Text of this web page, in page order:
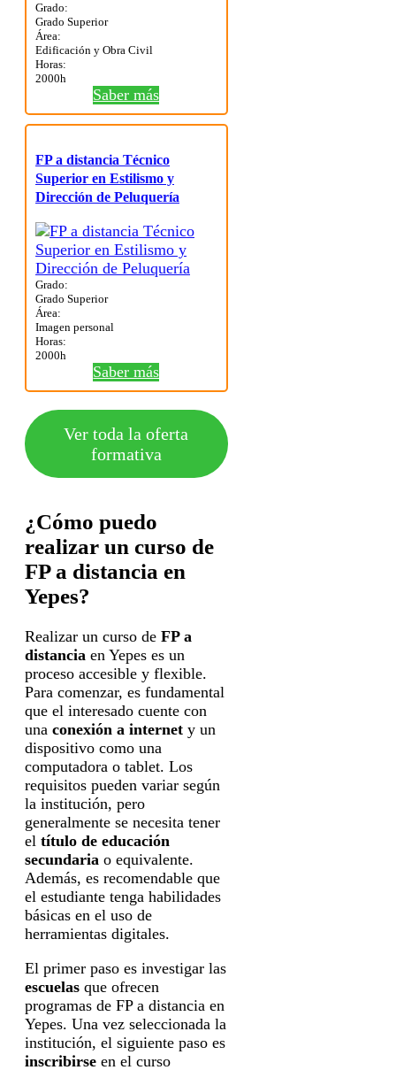
Grado:
Grado Superior
Área:
Edificación y Obra Civil
Horas:
2000h
Saber más
FP a distancia Técnico
Superior en Estilismo y
Dirección de Peluquería
Grado:
Grado Superior
Área:
Imagen personal
Horas:
2000h
Saber más
Ver toda la oferta
formativa
¿Cómo puedo
realizar un curso de
FP a distancia en
Yepes?
Realizar un curso de FP a
distancia en Yepes es un
proceso accesible y flexible.
Para comenzar, es fundamental
que el interesado cuente con
una conexión a internet y un
dispositivo como una
computadora o tablet. Los
requisitos pueden variar según
la institución, pero
generalmente se necesita tener
el título de educación
secundaria o equivalente.
Además, es recomendable que
el estudiante tenga habilidades
básicas en el uso de
herramientas digitales.
El primer paso es investigar las
escuelas que ofrecen
programas de FP a distancia en
Yepes. Una vez seleccionada la
institución, el siguiente paso es
inscribirse en el curso